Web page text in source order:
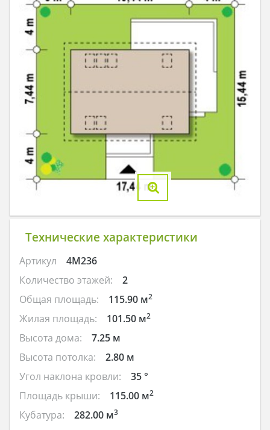
Технические характеристики
Артикул
4M236
Количество этажей:
2
Общая площадь:
115.90 м2
Жилая площадь: 101.50 м2
Высота дома:
7.25 м
Высота потолка:
2.80 м
Угол наклона кровли:
35 °
Площадь крыши:
115.00 м2
Кубатура: 282.00 м3